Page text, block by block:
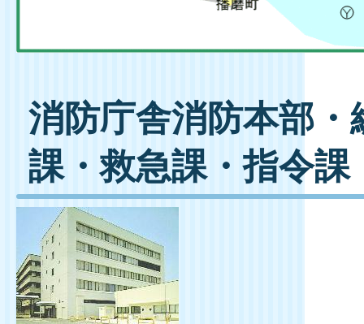
消防庁舎消防本部・
課・救急課・指令課